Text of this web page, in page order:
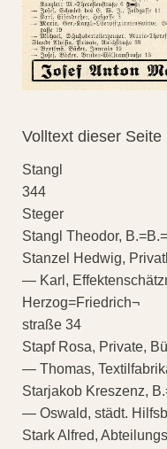
Volltext dieser Seite
Stangl
344
Steger
Stangl Theodor,
Stanzel Hedwig,
— Karl,
Herzog=Friedrich¬
straße 34
Stapf Rosa, Private,
— Thomas,
Starjakob Kreszenz,
— Oswald, städt.
Stark Alfred,